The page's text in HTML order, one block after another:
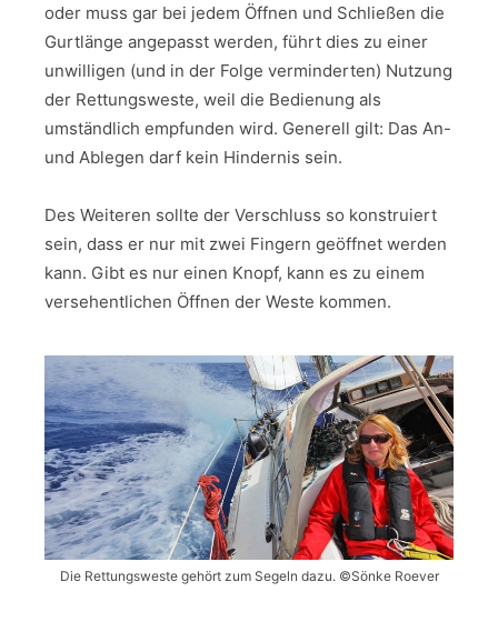
oder muss gar bei jedem Öffnen und Schließen die
Gurtlänge angepasst werden, führt dies zu einer
unwilligen (und in der Folge verminderten) Nutzung
der Rettungsweste, weil die Bedienung als
umständlich empfunden wird. Generell gilt: Das An-
und Ablegen darf kein Hindernis sein.
Des Weiteren sollte der Verschluss so konstruiert
sein, dass er nur mit zwei Fingern geöffnet werden
kann. Gibt es nur einen Knopf, kann es zu einem
versehentlichen Öffnen der Weste kommen.
Die Rettungsweste gehört zum Segeln dazu. ©Sönke Roever